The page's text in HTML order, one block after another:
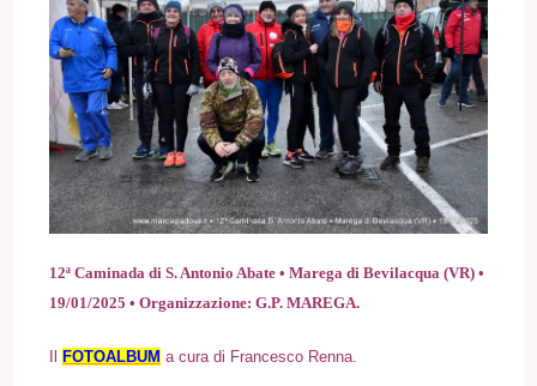
12ª Caminada di S. Antonio Abate • Marega di Bevilacqua (VR) •
19/01/2025 • Organizzazione: G.P. MAREGA.
FOTOALBUM a cura di Francesco Renna.